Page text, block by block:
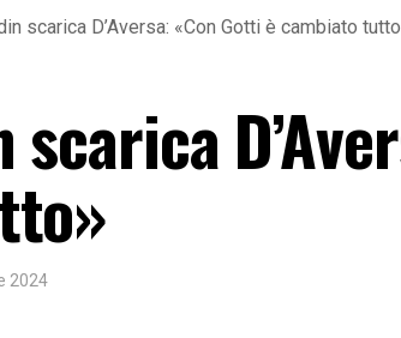
scarica D’Aversa: «Con Gotti è cambiato
scarica
2024